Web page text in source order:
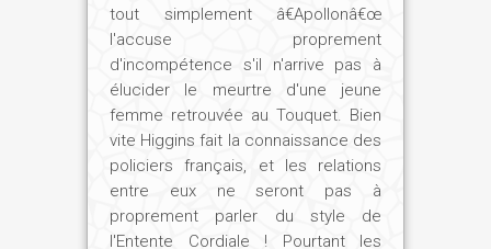
tout simplement â€Apollonâ€œ
l'accuse proprement
d'incompétence s'il n'arrive pas à
élucider le meurtre d'une jeune
femme retrouvée au Touquet. Bien
vite Higgins fait la connaissance des
policiers français, et les relations
entre eux ne seront pas à
proprement parler du style de
l'Entente Cordiale ! Pourtant les